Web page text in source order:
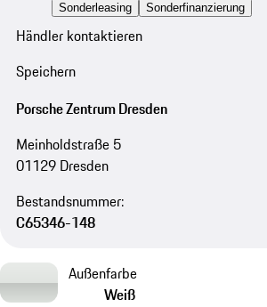
Sonderleasing Sonderfinanzierung
Händler kontaktieren
Speichern
Porsche Zentrum Dresden
Meinholdstraße 5
01129 Dresden
Bestandsnummer:
C65346-148
Außenfarbe
Weiß